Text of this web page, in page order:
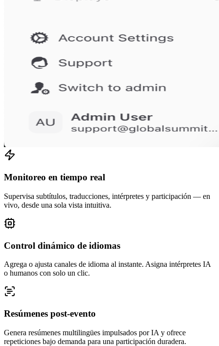
Monitoreo en tiempo real
Supervisa subtítulos, traducciones, intérpretes y participación — en
vivo, desde una sola vista intuitiva.
Control dinámico de idiomas
Agrega o ajusta canales de idioma al instante. Asigna intérpretes IA
o humanos con solo un clic.
Resúmenes post-evento
Genera resúmenes multilingües impulsados por IA y ofrece
repeticiones bajo demanda para una participación duradera.